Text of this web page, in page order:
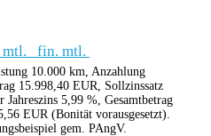
fin. mtl.
10.000 km, Anzahlung
15.998,40 EUR, Sollzinssatz
5,99 %, Gesamtbetrag
EUR (Bonität vorausgesetzt).
gem. PAngV.